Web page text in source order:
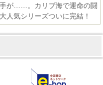
が……。カリブ海で運命の闘
人気シリーズついに完結！